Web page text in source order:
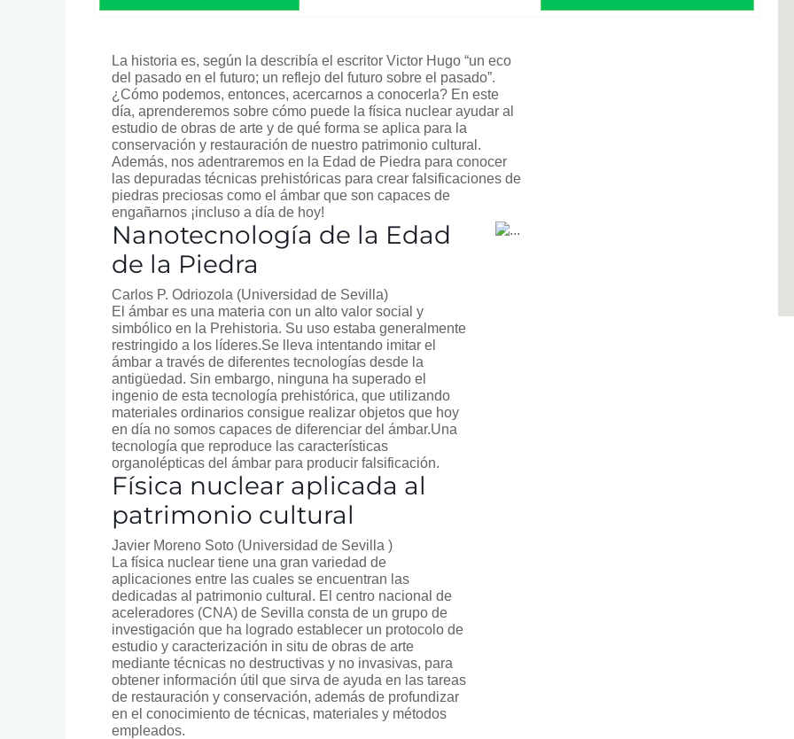
La historia es, según la describía el escritor Victor Hugo “un eco
del pasado en el futuro; un reflejo del futuro sobre el pasado”.
¿Cómo podemos, entonces, acercarnos a conocerla? En este
día, aprenderemos sobre cómo puede la física nuclear ayudar al
estudio de obras de arte y de qué forma se aplica para la
conservación y restauración de nuestro patrimonio cultural.
Además, nos adentraremos en la Edad de Piedra para conocer
las depuradas técnicas prehistóricas para crear falsificaciones de
piedras preciosas como el ámbar que son capaces de
engañarnos ¡incluso a día de hoy!
Nanotecnología de la Edad
de la Piedra
Carlos P. Odriozola (Universidad de Sevilla)
El ámbar es una materia con un alto valor social y
simbólico en la Prehistoria. Su uso estaba generalmente
restringido a los líderes.Se lleva intentando imitar el
ámbar a través de diferentes tecnologías desde la
antigüedad. Sin embargo, ninguna ha superado el
ingenio de esta tecnología prehistórica, que utilizando
materiales ordinarios consigue realizar objetos que hoy
en día no somos capaces de diferenciar del ámbar.Una
tecnología que reproduce las características
organolépticas del ámbar para producir falsificación.
Física nuclear aplicada al
patrimonio cultural
Javier Moreno Soto (Universidad de Sevilla )
La física nuclear tiene una gran variedad de
aplicaciones entre las cuales se encuentran las
dedicadas al patrimonio cultural. El centro nacional de
aceleradores (CNA) de Sevilla consta de un grupo de
investigación que ha logrado establecer un protocolo de
estudio y caracterización in situ de obras de arte
mediante técnicas no destructivas y no invasivas, para
obtener información útil que sirva de ayuda en las tareas
de restauración y conservación, además de profundizar
en el conocimiento de técnicas, materiales y métodos
empleados.